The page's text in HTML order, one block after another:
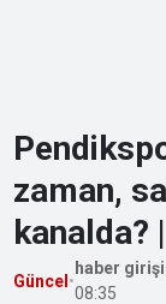
zaman,
kanalda?
Güncel•
haber
08:35